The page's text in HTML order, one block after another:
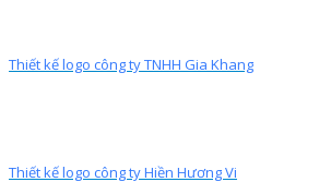
Thiết kế logo công ty TNHH Gia Khang
Thiết kế logo công ty Hiền Hương Vi